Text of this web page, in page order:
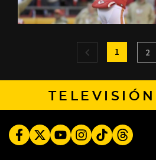
1 2
TELEVISIÓN
FacebookTwitterYoutubeInstagram
TikTokThreads